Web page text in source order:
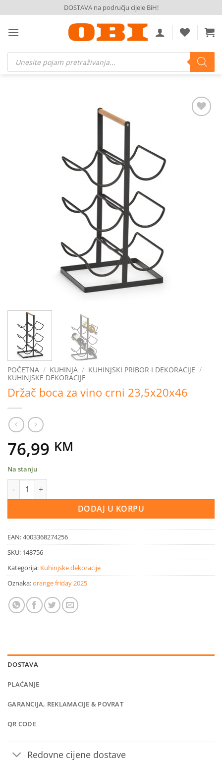
to
content
DOSTAVA na području cijele BiH!
Products
search
POČETNA / KUHINJA / KUHINJSKI PRIBOR I DEKORACIJE /
KUHINJSKE DEKORACIJE
Držač boca za vino crni 23,5x20x46
76,99 KM
Na stanju
Držač boca za vino crni 23,5x20x46 količina
DODAJ U KORPU
EAN:4003368274256
SKU: 148756
Kategorija: Kuhinjske dekoracije
Oznaka:orange friday 2025
DOSTAVA
PLAĆANJE
GARANCIJA, REKLAMACIJE & POVRAT
QR CODE
Redovne cijene dostave